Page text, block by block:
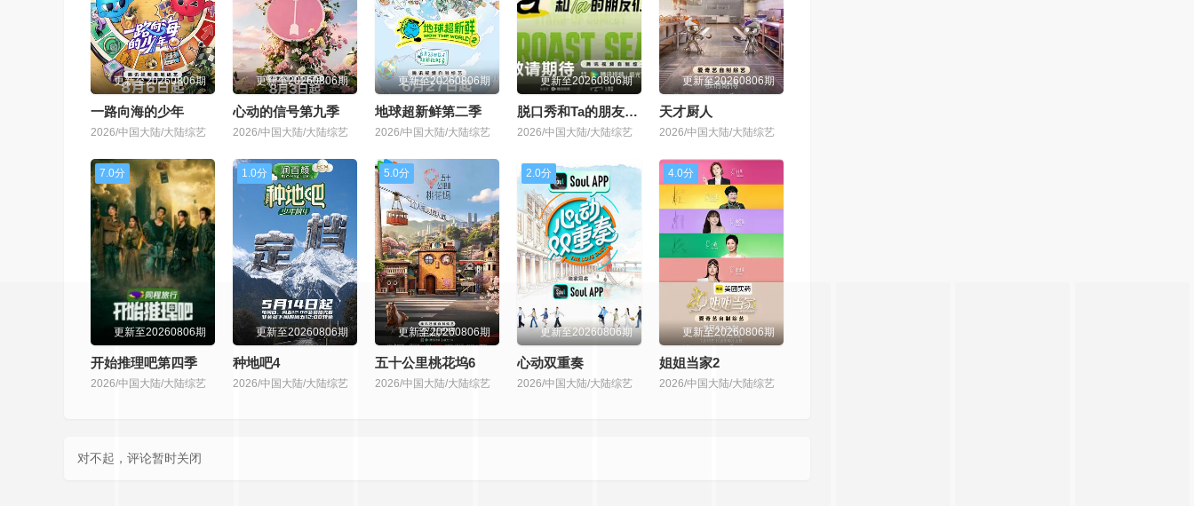
更新至20260806期
一路向海的少年
2026/中国大陆/大陆综艺
更新至20260806期
心动的信号第九季
2026/中国大陆/大陆综艺
更新至20260806期
地球超新鲜第二季
2026/中国大陆/大陆综艺
更新至20260806期
脱口秀和Ta的朋友们第三季
2026/中国大陆/大陆综艺
更新至20260806期
天才厨人
2026/中国大陆/大陆综艺
7.0分
更新至20260806期
开始推理吧第四季
2026/中国大陆/大陆综艺
1.0分
更新至20260806期
种地吧4
2026/中国大陆/大陆综艺
5.0分
更新至20260806期
五十公里桃花坞6
2026/中国大陆/大陆综艺
2.0分
更新至20260806期
心动双重奏
2026/中国大陆/大陆综艺
4.0分
更新至20260806期
姐姐当家2
2026/中国大陆/大陆综艺
对不起，评论暂时关闭